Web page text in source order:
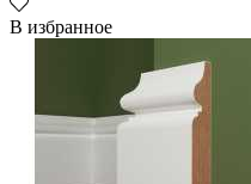
В избранное